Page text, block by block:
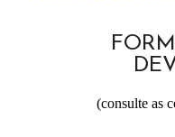
(consulte as